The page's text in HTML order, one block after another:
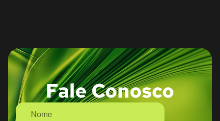
Fale Conosco